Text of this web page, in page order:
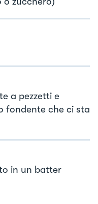
a pezzetti e
fondente che ci sta
in un batter